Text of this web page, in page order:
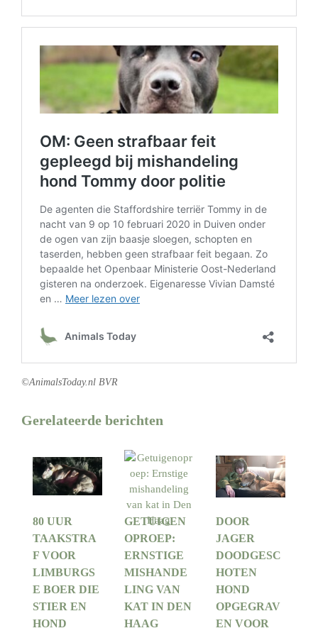
©AnimalsToday.nl BVR
Gerelateerde berichten
80 UUR
TAAKSTRA
F VOOR
LIMBURGS
E BOER DIE
STIER EN
HOND
GETUIGEN
OPROEP:
ERNSTIGE
MISHANDE
LING VAN
KAT IN DEN
HAAG
DOOR
JAGER
DOODGESC
HOTEN
HOND
OPGEGRAV
EN VOOR